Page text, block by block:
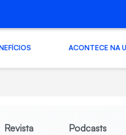
ACONTECE NA
Revista Podcasts